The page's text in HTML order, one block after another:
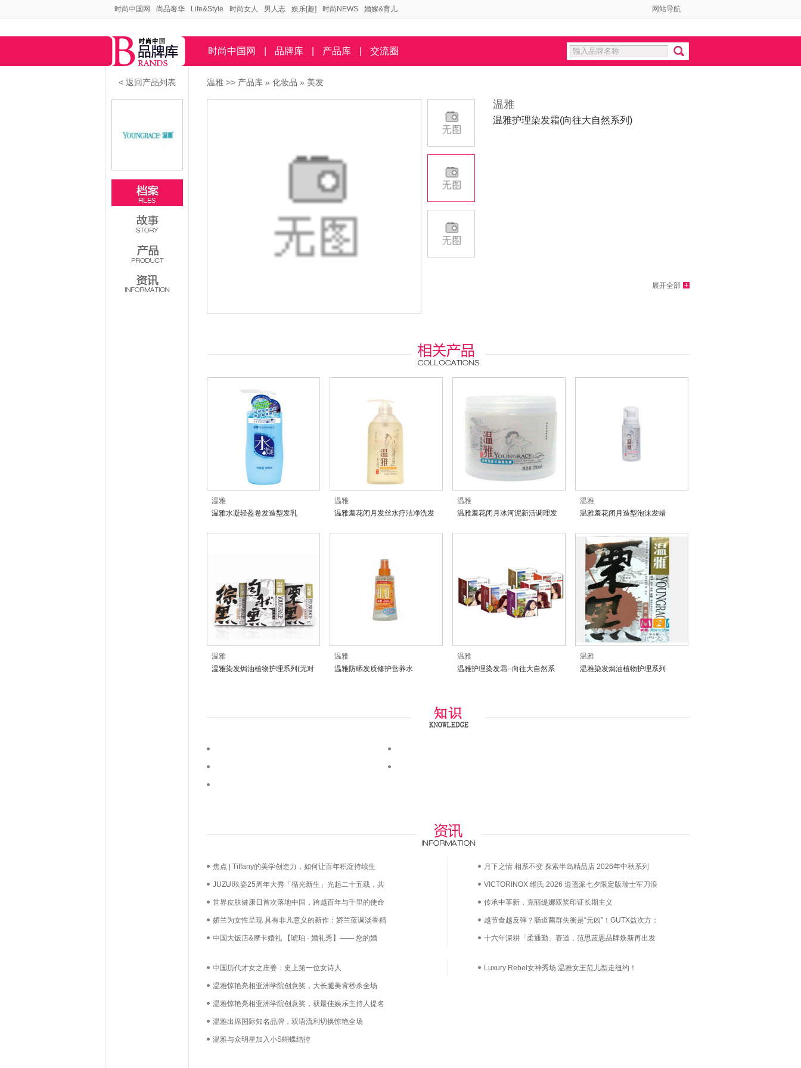
时尚中国网 尚品奢华 Life&Style 时尚女人 男人志 娱乐[趣] 时尚NEWS 婚嫁&育儿 网站导航
时尚中国网 品牌库 产品库 交流圈
< 返回产品列表 温雅 >> 产品库 » 化妆品 » 美发
温雅
温雅护理染发霜(向往大自然系列)
展开全部
温雅
温雅水凝轻盈卷发造型发乳
温雅
温雅羞花闭月发丝水疗洁净洗发
温雅
温雅羞花闭月冰河泥新活调理发
温雅
温雅羞花闭月造型泡沫发蜡
温雅
温雅染发焗油植物护理系列(无对
温雅
温雅防晒发质修护营养水
温雅
温雅护理染发霜--向往大自然系
温雅
温雅染发焗油植物护理系列
焦点 | Tiffany的美学创造力，如何让百年积淀持续生
长？
JUZUI玖姿25周年大秀「循光新生」光起二十五载，共
启新生优雅
世界皮肤健康日首次落地中国，跨越百年与千里的使命
必达
娇兰为女性呈现 具有非凡意义的新作：娇兰蓝调淡香精
中国大饭店&摩卡婚礼 【琥珀 · 婚礼秀】—— 您的婚
月下之情 相系不变 探索半岛精品店 2026年中秋系列
VICTORINOX 维氏 2026 逍遥派七夕限定版瑞士军刀浪
漫上市——凝萃瑞士匠心，赴约月书赤绳
传承中革新，克丽缇娜双奖印证长期主义
越节食越反弹？肠道菌群失衡是“元凶”！GUTX益次方：
鲜活益生菌直达肠道，养出你的“易瘦体质”
十六年深耕「柔通勤」赛道，范思蓝恩品牌焕新再出发
中国历代才女之庄姜：史上第一位女诗人
温雅惊艳亮相亚洲学院创意奖，大长腿美背秒杀全场
温雅惊艳亮相亚洲学院创意奖，获最佳娱乐主持人提名
温雅出席国际知名品牌，双语流利切换惊艳全场
温雅与众明星加入小S蝴蝶结控
Luxury Rebel女神秀场 温雅女王范儿型走纽约！